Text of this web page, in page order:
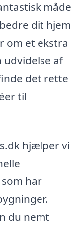
måde
dit hjem
om et ekstra
udvidelse af
det rette
til
hjælper vi
har
du nemt